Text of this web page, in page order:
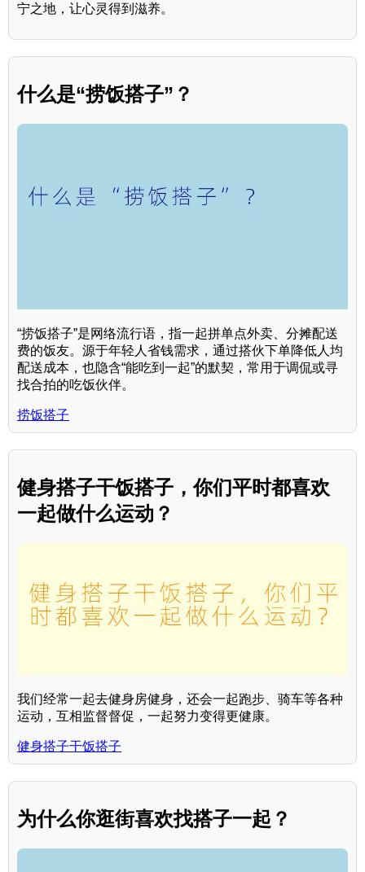
宁之地，让心灵得到滋养。
什么是“捞饭搭子”？
“捞饭搭子”是网络流行语，指一起拼单点外卖、分摊配送
费的饭友。源于年轻人省钱需求，通过搭伙下单降低人均
配送成本，也隐含“能吃到一起”的默契，常用于调侃或寻
找合拍的吃饭伙伴。
捞饭搭子
健身搭子干饭搭子，你们平时都喜欢
一起做什么运动？
我们经常一起去健身房健身，还会一起跑步、骑车等各种
运动，互相监督督促，一起努力变得更健康。
健身搭子干饭搭子
为什么你逛街喜欢找搭子一起？